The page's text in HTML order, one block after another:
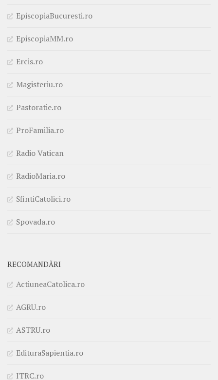
EpiscopiaBucuresti.ro
EpiscopiaMM.ro
Ercis.ro
Magisteriu.ro
Pastoratie.ro
ProFamilia.ro
Radio Vatican
RadioMaria.ro
SfintiCatolici.ro
Spovada.ro
RECOMANDĂRI
ActiuneaCatolica.ro
AGRU.ro
ASTRU.ro
EdituraSapientia.ro
ITRC.ro